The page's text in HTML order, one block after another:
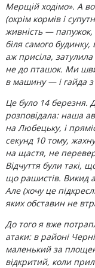
Мерщій ходімо». А
(окрім кормів і
живність — папужок,
біля самого
аж присіла,
не до пташок. Ми
в машину — і гайда з
Це було 14 березня.
розповідала: наша
на Любецьку, і
секунд 10 тому,
на щастя, не
Відчуття були такі,
що рашистів. Викид
Але (хочу це
яких обставин не
До того я вже
атаки: в районі
маленький за
відкритий, коли